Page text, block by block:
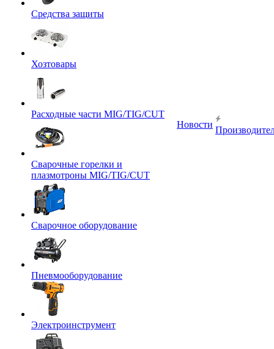
Средства защиты
Хозтовары
Расходные части MIG/TIG/CUT
Сварочные горелки и
плазмотроны MIG/TIG/CUT
Сварочное оборудование
Пневмооборудование
Электроинструмент
Новости